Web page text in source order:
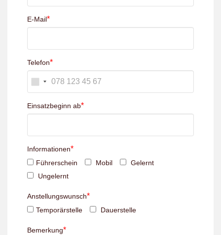
E-Mail*
Telefon*
Einsatzbeginn ab*
Informationen*
Führerschein Mobil
Gelernt
Ungelernt
Anstellungswunsch*
Temporärstelle Dauerstelle
Bemerkung*